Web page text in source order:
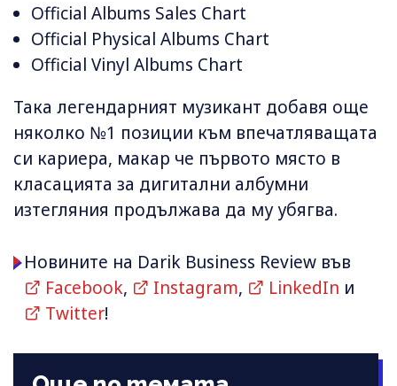
Official Albums Sales Chart
Official Physical Albums Chart
Official Vinyl Albums Chart
Така легендарният музикант добавя още
няколко №1 позиции към впечатляващата
си кариера, макар че първото място в
класацията за дигитални албумни
изтегляния продължава да му убягва.
Новините на Darik Business Review във
Facebook, Instagram, LinkedIn и
Twitter!